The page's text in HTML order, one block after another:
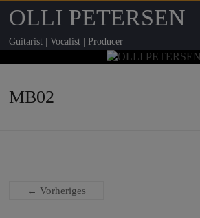
OLLI PETERSEN
Guitarist | Vocalist | Producer
MB02
← Vorheriges